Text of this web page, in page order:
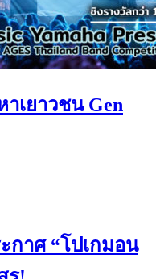
เยาวชน Gen
ะกาศ “โปเกมอน